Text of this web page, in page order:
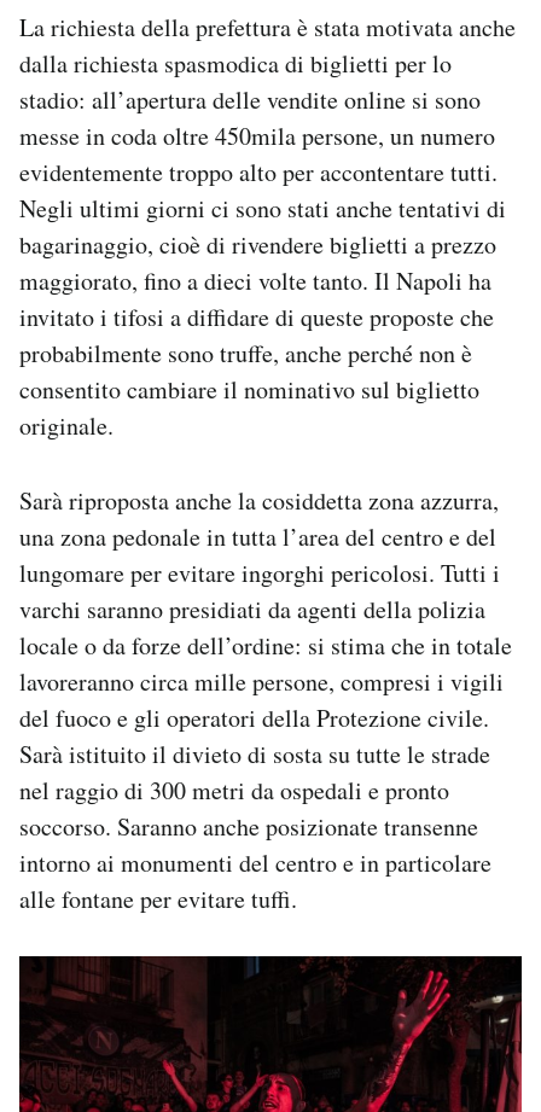
La richiesta della prefettura è stata motivata anche
dalla richiesta spasmodica di biglietti per lo
stadio: all’apertura delle vendite online si sono
messe in coda oltre 450mila persone, un numero
evidentemente troppo alto per accontentare tutti.
Negli ultimi giorni ci sono stati anche tentativi di
bagarinaggio, cioè di rivendere biglietti a prezzo
maggiorato, fino a dieci volte tanto. Il Napoli ha
invitato i tifosi a diffidare di queste proposte che
probabilmente sono truffe, anche perché non è
consentito cambiare il nominativo sul biglietto
originale.
Sarà riproposta anche la cosiddetta zona azzurra,
una zona pedonale in tutta l’area del centro e del
lungomare per evitare ingorghi pericolosi. Tutti i
varchi saranno presidiati da agenti della polizia
locale o da forze dell’ordine: si stima che in totale
lavoreranno circa mille persone, compresi i vigili
del fuoco e gli operatori della Protezione civile.
Sarà istituito il divieto di sosta su tutte le strade
nel raggio di 300 metri da ospedali e pronto
soccorso. Saranno anche posizionate transenne
intorno ai monumenti del centro e in particolare
alle fontane per evitare tuffi.